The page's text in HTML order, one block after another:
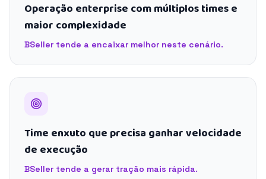
Operação enterprise com múltiplos times e
maior complexidade
BSeller tende a encaixar melhor neste cenário.
Time enxuto que precisa ganhar velocidade
de execução
BSeller tende a gerar tração mais rápida.